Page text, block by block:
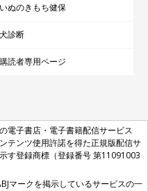
いぬのきもち健保
犬診断
購読者専用ページ
電子書店・電子書籍配信サービス
テンツ使用許諾を得た正規版配信サ
す登録商標（登録番号 第11091003
マークを掲示しているサービスの一